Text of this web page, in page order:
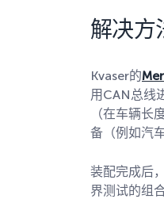
解决方
Kvaser的
用CAN总线
（在车辆
备（例如汽
装配完成后
界测试的组